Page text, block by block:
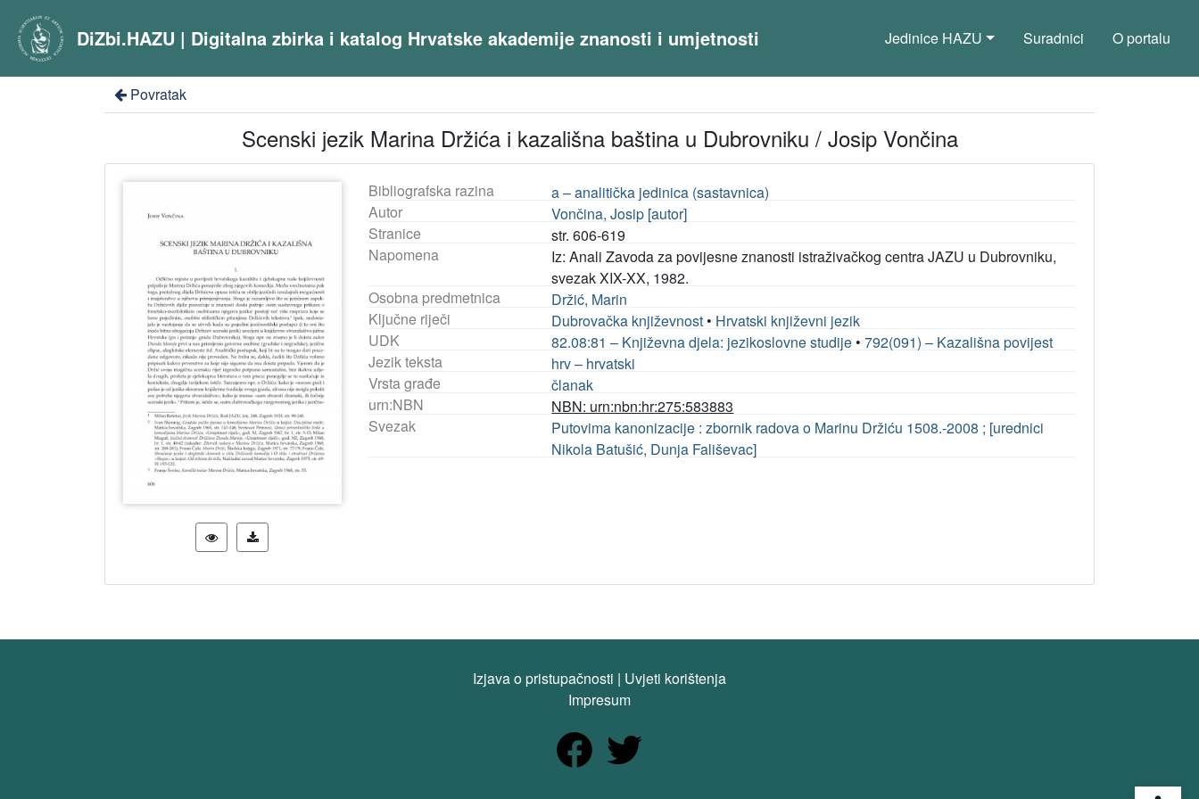
DiZbi.HAZU | Digitalna zbirka i katalog Hrvatske akademije znanosti i umjetnosti Jedinice HAZU Suradnici O portalu
Povratak
Scenski jezik Marina Držića i kazališna baština u Dubrovniku / Josip Vončina
Bibliografska razina
a – analitička jedinica (sastavnica)
Autor
Vončina, Josip [autor]
Stranice
str. 606-619
Napomena
Iz: Anali Zavoda za povijesne znanosti istraživačkog centra JAZU u Dubrovniku,
svezak XIX-XX, 1982.
Osobna predmetnica
Držić, Marin
Ključne riječi
Dubrovačka književnost • Hrvatski književni jezik
UDK
82.08:81 – Književna djela: jezikoslovne studije •792(091) – Kazališna povijest
Jezik teksta
hrv – hrvatski
Vrsta građe
članak
urn:NBN
NBN: urn:nbn:hr:275:583883
Svezak
Putovima kanonizacije : zbornik radova o Marinu Držiću 1508.-2008 ; [urednici
Nikola Batušić, Dunja Fališevac]
Izjava o pristupačnosti | Uvjeti korištenja
Impresum